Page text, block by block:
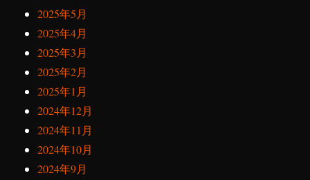
2025年5月
2025年4月
2025年3月
2025年2月
2025年1月
2024年12月
2024年11月
2024年10月
2024年9月